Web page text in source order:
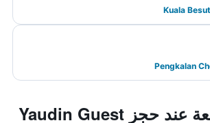
الأسئلة الشائعة عند حجز Yaudin Guest